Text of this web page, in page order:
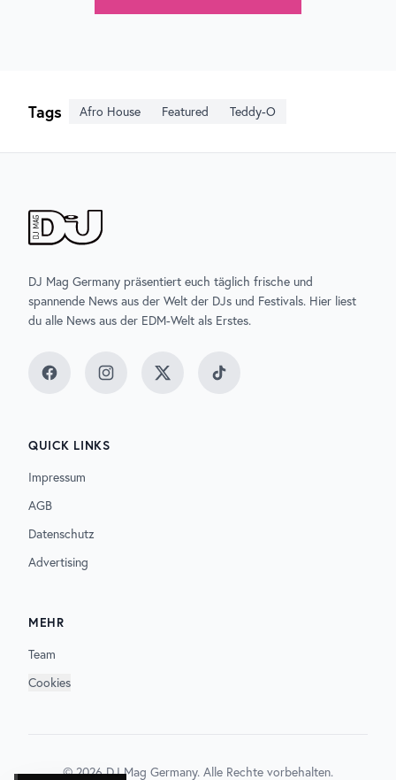
Tags Afro House Featured Teddy-O
DJ Mag Germany präsentiert euch täglich frische und
spannende News aus der Welt der DJs und Festivals. Hier liest
du alle News aus der EDM-Welt als Erstes.
FacebookInstagramTwitter TikTok
QUICK LINKS
Impressum
AGB
Datenschutz
Advertising
MEHR
Team
Cookies
©2026DJ Mag Germany. Alle Rechte vorbehalten.